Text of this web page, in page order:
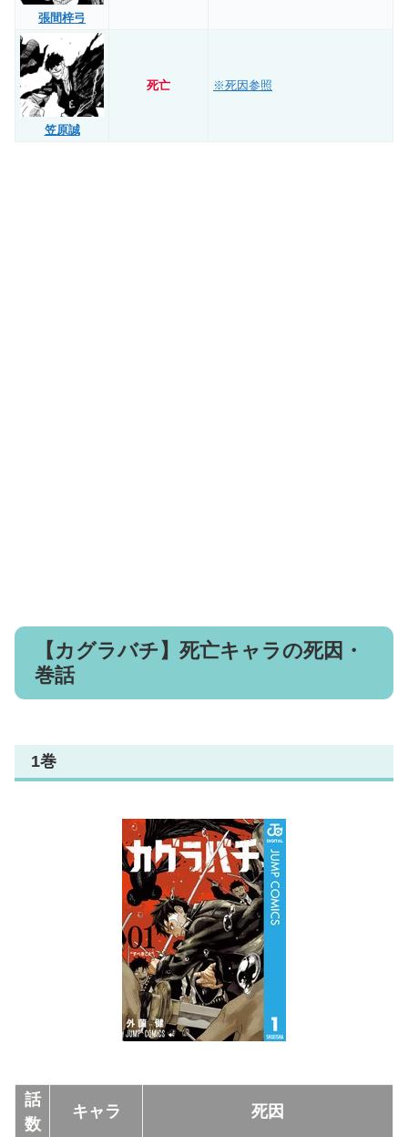
張間梓弓
笠原誠
死亡 ※死因参照
【カグラバチ】死亡キャラの死因・
巻話
1巻
話
数
キャラ 死因